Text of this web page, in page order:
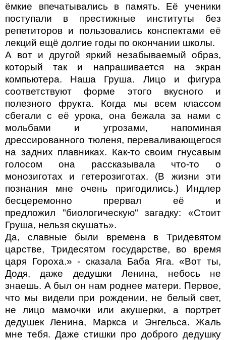
ёмкие впечатывались в память. Её ученики
поступали в престижные институты без
репетиторов и пользовались конспектами её
лекций ещё долгие годы по окончании школы.
А вот и другой яркий незабываемый образ,
который так и напрашивается на экран
компьютера. Наша Груша. Лицо и фигура
соответствуют форме этого вкусного и
полезного фрукта. Когда мы всем классом
сбегали с её урока, она бежала за нами с
мольбами и угрозами, напоминая
дрессированного тюленя, переваливающегося
на задних плавниках. Как-то своим гнусавым
голосом она рассказывала что-то о
монозиготах и гетерозиготах. (В жизни эти
познания мне очень пригодились.) Индлер
бесцеремонно прервал её и
предложил
"биологическую" загадку: «Стоит
Груша, нельзя скушать».
Да, славные были времена в Тридевятом
царстве, Тридесятом государстве, во время
царя Гороха.» - сказала Баба Яга. «Вот ты,
Додя, даже дедушки Ленина, небось не
знаешь. А был он нам роднее матери. Первое,
что мы видели при рождении, не белый свет,
не лицо мамочки или акушерки, а портрет
дедушек Ленина, Маркса и Энгельса. Жаль
мне тебя. Даже стишки про доброго дедушку